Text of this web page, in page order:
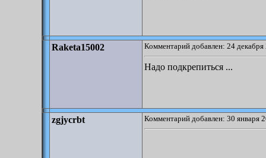
Raketa15002 Комментарий добавлен: 24
Надо подкрепиться ...
zgjycrbt Комментарий добавлен: 30 января